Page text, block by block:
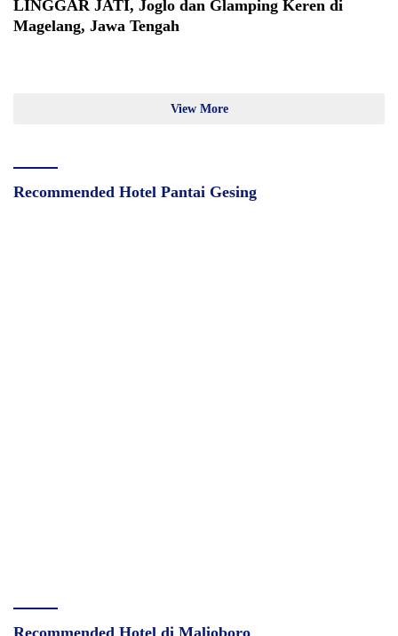
LINGGAR JATI, Joglo dan Glamping Keren di
Magelang, Jawa Tengah
View More
Recommended Hotel Pantai Gesing